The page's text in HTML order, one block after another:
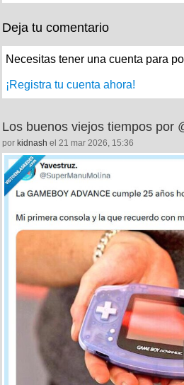
Deja tu comentario
Necesitas tener una cuenta para
¡Registra tu cuenta ahora!
Los buenos viejos tiempos por
por kidnash el 21 mar 2026, 15:36